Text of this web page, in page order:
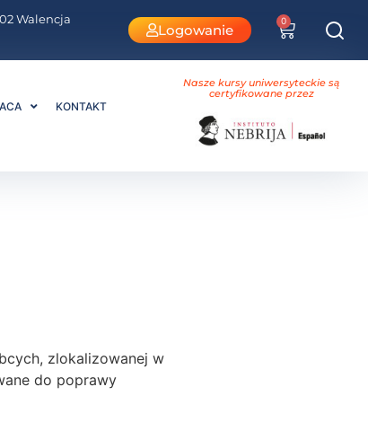
Walencja
Logowanie
0
KONTAKT
Nasze kursy uniwersyteckie są
certyfikowane przez
zlokalizowanej w
do poprawy